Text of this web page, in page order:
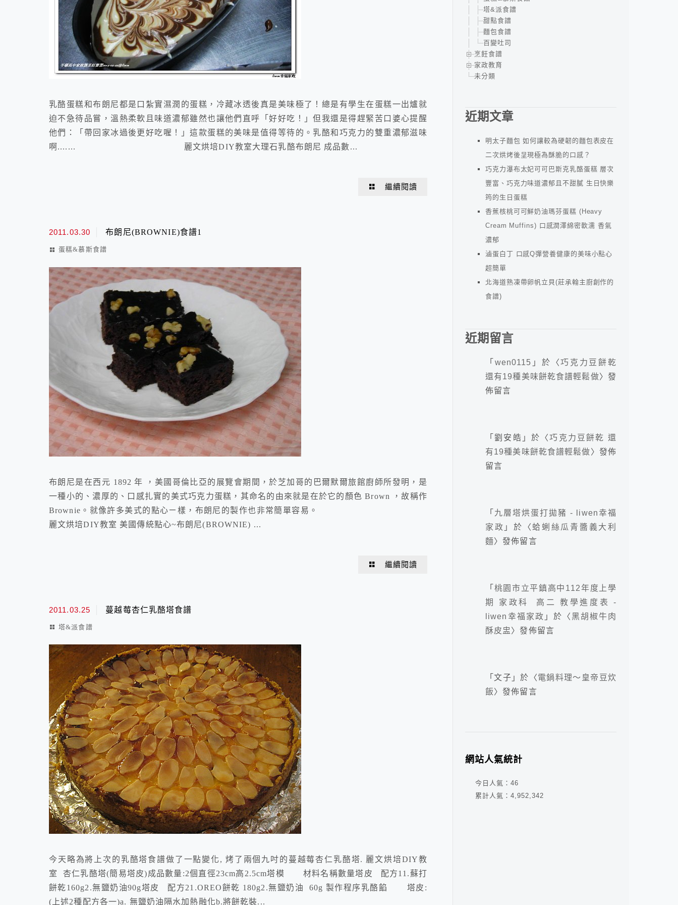
乳酪蛋糕和布朗尼都是口紮實濕潤的蛋糕，冷藏冰透後真是美味極了！總是有學生在蛋糕一出爐就
迫不急待品嘗，溫熱柔軟且味道濃郁雖然也讓他們直呼「好好吃！」但我還是得趕緊苦口婆心提醒
他們：「帶回家冰過後更好吃喔！」這款蛋糕的美味是值得等待的。乳酪和巧克力的雙重濃郁滋味
啊....... 麗文烘培DIY教室大理石乳酪布朗尼 成品數...
繼續閱讀
2011.03.30 布朗尼(BROWNIE)食譜1
蛋糕&慕斯食譜
布朗尼是在西元 1892 年 ，美國哥倫比亞的展覽會期間，於芝加哥的巴爾默爾旅館廚師所發明，是
一種小的、濃厚的、口感扎實的美式巧克力蛋糕，其命名的由來就是在於它的顏色 Brown ，故稱作
Brownie。就像許多美式的點心ㄧ樣，布朗尼的製作也非常簡單容易。
麗文烘培DIY教室 美國傳統點心~布朗尼(BROWNIE) ...
繼續閱讀
2011.03.25 蔓越莓杏仁乳酪塔食譜
塔&派食譜
今天略為將上次的乳酪塔食譜做了一點變化, 烤了兩個九吋的蔓越莓杏仁乳酪塔. 麗文烘培DIY教
室 杏仁乳酪塔(簡易塔皮)成品數量:2個直徑23cm高2.5cm塔模 材料名稱數量塔皮 配方11.蘇打
餅乾160g2.無鹽奶油90g塔皮 配方21.OREO餅乾 180g2.無鹽奶油 60g 製作程序乳酪餡 塔皮:
(上述2種配方各一)a. 無鹽奶油隔水加熱融化b.將餅乾裝...
塔&派食譜
甜點食譜
麵包食譜
百變吐司
烹飪食譜
家政教育
未分類
近期文章
明太子麵包 如何讓較為硬韌的麵包表皮在
二次烘烤後呈現極為酥脆的口感？
巧克力瀑布太妃可可巴斯克乳酪蛋糕 層次
豐富、巧克力味道濃郁且不甜膩 生日快樂
筠的生日蛋糕
香蕉核桃可可鮮奶油瑪芬蛋糕 (Heavy
Cream Muffins) 口感潤澤綿密軟濡 香氣
濃郁
滷蛋白丁 口感Q彈營養健康的美味小點心
超簡單
北海道熟凍帶卵帆立貝(莊承翰主廚創作的
食譜)
近期留言
「 wen0115 」於〈巧克力豆餅乾
還有19種美味餅乾食譜輕鬆做〉發
佈留言
「劉安皓 」於〈巧克力豆餅乾 還
有19種美味餅乾食譜輕鬆做〉發佈
留言
「 九層塔烘蛋打拋豬 - liwen幸福
家政 」於〈 蛤蜊絲瓜青醬義大利
麵〉發佈留言
「 桃園市立平鎮高中112年度上學
期 家政科 高二 教學進度表 -
liwen幸福家政 」於〈 黑胡椒牛肉
酥皮盅 〉發佈留言
「文子 」於〈電鍋料理～皇帝豆炊
飯〉發佈留言
網站人氣統計
今日人氣： 46
累計人氣： 4,952,342